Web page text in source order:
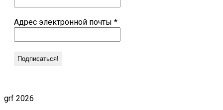
Адрес электронной почты *
grf 2026